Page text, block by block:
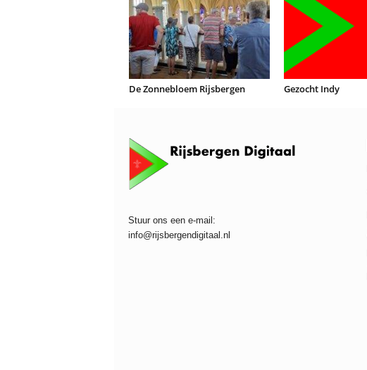
De Zonnebloem Rijsbergen Gezocht Indy
Stuur ons een e-mail:
info@rijsbergendigitaal.nl